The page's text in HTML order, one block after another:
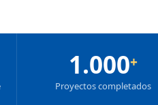
1.000+
Proyectos completados